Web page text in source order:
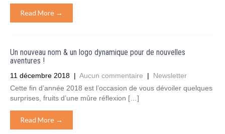
Read More →
Un nouveau nom & un logo dynamique pour de nouvelles
aventures !
11 décembre 2018 | Aucun commentaire | Newsletter
Cette fin d’année 2018 est l’occasion de vous dévoiler quelques
surprises, fruits d’une mûre réflexion […]
Read More →